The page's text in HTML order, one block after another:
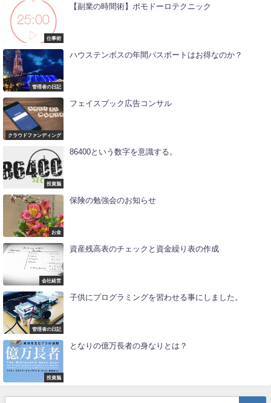
仕事術
【副業の時間術】ポモドーロテクニック
管理者の日記
ハウステンボスの年間パスポートはお得なのか？
クラウドファンディング
フェイスブック広告コンサル
投資脳
86400という数字を意識する。
お金
保険の勉強会のお知らせ
会社経営
資産残高表のチェックと資金繰り表の作成
管理者の日記
子供にプログラミングを習わせる事にしました。
投資脳
となりの億万長者の身なりとは？